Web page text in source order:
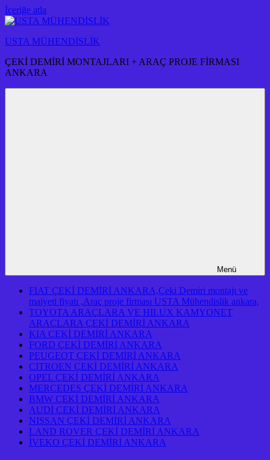
İçeriğe atla
USTA MÜHENDİSLİK
ÇEKİ DEMİRİ MONTAJLARI + ARAÇ PROJE FİRMASI
ANKARA
Menü
FIAT ÇEKİ DEMİRİ ANKARA,Çeki Demiri montajı ve
maiyeti fiyatı ,Araç proje firması USTA Mühendislik ankara,
TOYOTA ARAÇLARA VE HILUX KAMYONET
ARAÇLARA ÇEKİ DEMİRİ ANKARA
KIA ÇEKİ DEMİRİ ANKARA
FORD ÇEKİ DEMİRİ ANKARA
PEUGEOT ÇEKİ DEMİRİ ANKARA
CITROEN ÇEKİ DEMİRİ ANKARA
OPEL ÇEKİ DEMİRİ ANKARA
MERCEDES ÇEKİ DEMİRİ ANKARA
BMW ÇEKİ DEMİRİ ANKARA
AUDİ ÇEKİ DEMİRİ ANKARA
NISSAN ÇEKİ DEMİRİ ANKARA
LAND ROVER ÇEKİ DEMİRİ ANKARA
İVEKO ÇEKİ DEMİRİ ANKARA